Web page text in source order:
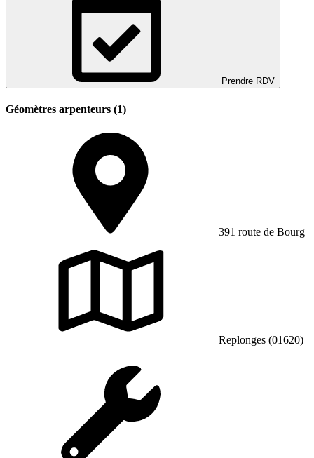
Prendre RDV
Géomètres arpenteurs (1)
391 route de Bourg
Replonges (01620)